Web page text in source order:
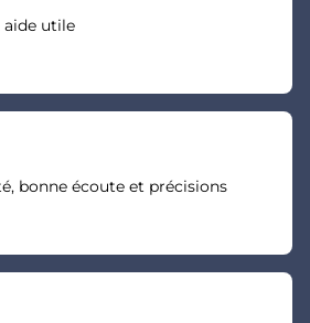
aide utile
bonne écoute et précisions